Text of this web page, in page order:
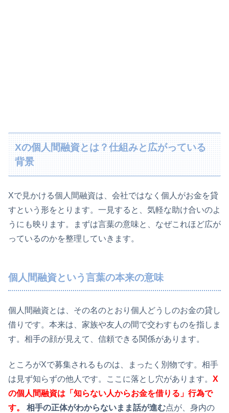
Xの個人間融資とは？仕組みと広がっている
背景
Xで見かける個人間融資は、会社ではなく個人がお金を貸
すという形をとります。一見すると、気軽な助け合いのよ
うにも映ります。まずは言葉の意味と、なぜこれほど広が
っているのかを整理していきます。
個人間融資という言葉の本来の意味
個人間融資とは、その名のとおり個人どうしのお金の貸し
借りです。本来は、家族や友人の間で交わすものを指しま
す。相手の顔が見えて、信頼できる関係があります。
ところがXで募集されるものは、まったく別物です。相手
は見ず知らずの他人です。ここに落とし穴があります。 X
の個人間融資は「知らない人からお金を借りる」行為で
す。
相手の正体がわからないまま話が進む点が、身内の